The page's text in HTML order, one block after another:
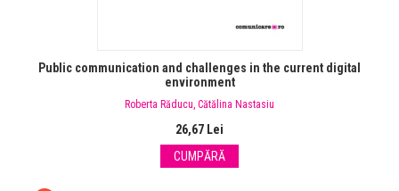
Public communication and challenges in the current digital
environment
Roberta Răducu, Cătălina Nastasiu
26,67 Lei
CUMPĂRĂ